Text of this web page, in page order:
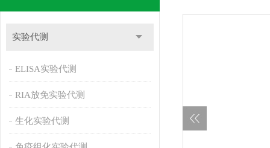
实验代测
ELISA实验代测
RIA放免实验代测
生化实验代测